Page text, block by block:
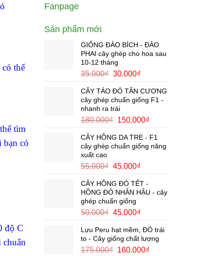
thể
tìm
bạn có
độ C
chuẩn
Fanpage
Sản phẩm mới
GIỐNG ĐÀO BÍCH - ĐÀO
PHAI cây ghép cho hoa sau
10-12 tháng
35.000₫ Giá
là:
35.000₫.
30.000₫Giá
tại
là:
CÂY TÁO ĐỎ TÂN CƯƠNG
cây ghép chuẩn giống F1 -
nhanh ra trái
180.000₫ Giá
là:
180.000₫.
150.000₫Giá
tại
là:
CÂY HỒNG DA TRE - F1
cây ghép chuẩn giống năng
xuất cao
55.000₫ Giá
là:
55.000₫.
45.000₫Giá
tại
là:
CÂY HỒNG ĐỎ TẾT -
HỒNG ĐỎ NHÂN HẬU - cây
ghép chuẩn giống
50.000₫ Giá
là:
50.000₫.
45.000₫Giá
tại
là:
45.000₫.
Lựu Peru hạt mềm, ĐỎ trái
to - Cây giống chất lượng
175.000₫ Giá
160.000₫Giá